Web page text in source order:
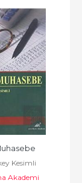
Kesimli
Akademi